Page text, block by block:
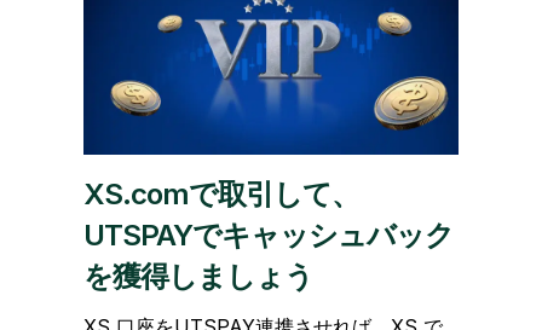
XS.comで取引して、
UTSPAYでキャッシュバック
を獲得しましょう